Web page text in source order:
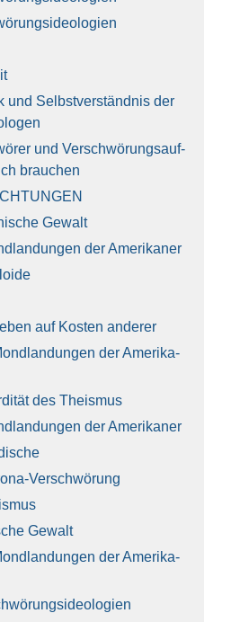
und Selbst­ver­ständ­nis der
und Ver­schwö­rungs­auf­
brau­chen
Gewalt
der Ame­ri­ka­ner
auf Kos­ten ande­rer
der Ame­ri­ka­
des The­is­mus
der Ame­ri­ka­ner
Ver­schwö­rung
Gewalt
der Ame­ri­ka­